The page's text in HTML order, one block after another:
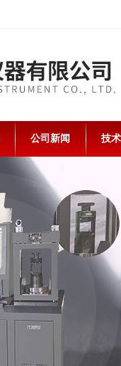
公司新闻 技